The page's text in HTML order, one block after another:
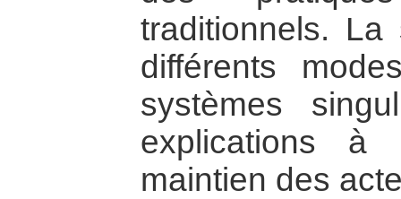
traditionnels.
différents
systèmes
explications à
maintien des